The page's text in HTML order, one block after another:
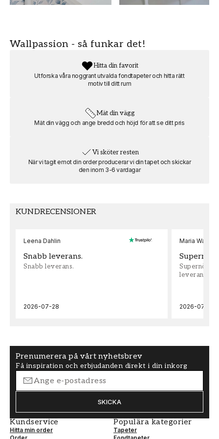
Barnrum
FORMAT
Wallpassion - så funkar det!
Hitta din favorit
Utforska våra noggrant utvalda fondtapeter och hitta rätt
motiv till ditt rum
Mät din vägg
Mät din vägg och ange bredd och höjd för att se ditt pris
Vi sköter resten
När vi tagit emot din order producerar vi din tapet och skickar
den inom 3-6 vardagar
KUNDRECENSIONER
Leena Dahlin
Snabb leverans.
Snabb leverans.
2026-07-28
Maria
leveran,
2026-07-22
Prenumerera på vårt nyhetsbrev
Få inspiration och erbjudanden direkt i din inkorg
SKICKA
Kundservice
Hitta min order
Populära kategorier
Tapeter